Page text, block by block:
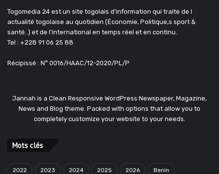
Togomedia 24 est un site togolais d'information qui traite de l
actualité togolaise au quotidien (Économie, Politique,s sport &
santé..) et de l'international en temps réel et en continu.
Tel : +228 91 06 25 88
Récipissé : N° 0016/HAAC/12-2020/PL/P
Jannah is a Clean Responsive WordPress Newspaper, Magazine,
News and Blog theme. Packed with options that allow you to
completely customize your website to your needs.
Mots clés
2022 2023 2024 2025 2026 Benin